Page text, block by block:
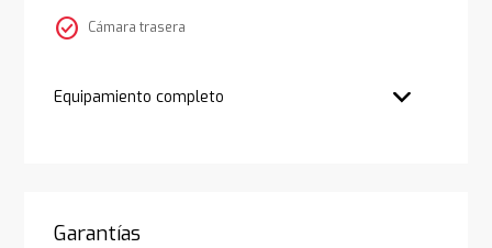
check_circle Cámara trasera
Equipamiento completo
Garantías